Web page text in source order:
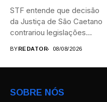
STF entende que decisão
da Justiça de São Caetano
contrariou legislações
BYREDATOR 08/08/2026
SOBRE NÓS